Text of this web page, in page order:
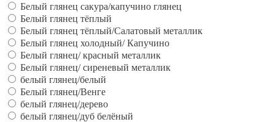
Белый глянец сакура/капучино глянец
Белый глянец тёплый
Белый глянец тёплый/Салатовый металлик
Белый глянец холодный/ Капучино
Белый глянец/ красный металлик
Белый глянец/ сиреневый металлик
белый глянец/белый
Белый глянец/Венге
белый глянец/дерево
белый глянец/дуб белёный